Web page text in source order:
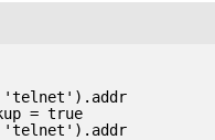
'telnet').addr
= true
'telnet').addr